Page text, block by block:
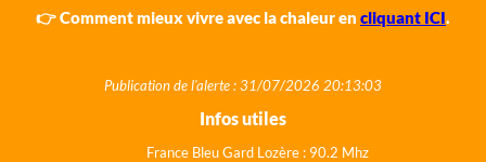
👉 Comment mieux vivre avec la chaleur en cliquant ICI.
Publication de l'alerte : 31/07/2026 20:13:03
Infos utiles
France Bleu Gard Lozère : 90.2 Mhz